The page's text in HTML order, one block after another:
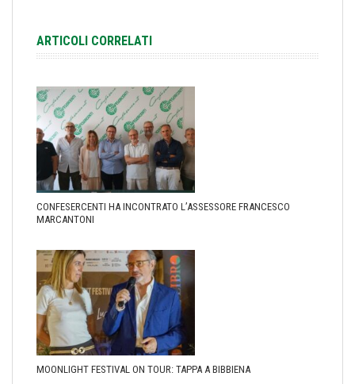
ARTICOLI CORRELATI
CONFESERCENTI HA INCONTRATO L’ASSESSORE FRANCESCO
MARCANTONI
MOONLIGHT FESTIVAL ON TOUR: TAPPA A BIBBIENA